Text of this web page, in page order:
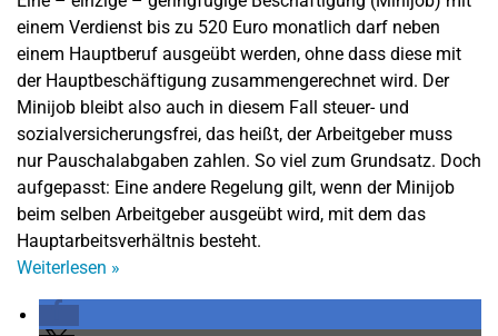
einem Verdienst bis zu 520 Euro monatlich darf neben
einem Hauptberuf ausgeübt werden, ohne dass diese mit
der Hauptbeschäftigung zusammengerechnet wird. Der
Minijob bleibt also auch in diesem Fall steuer- und
sozialversicherungsfrei, das heißt, der Arbeitgeber muss
nur Pauschalabgaben zahlen. So viel zum Grundsatz. Doch
aufgepasst: Eine andere Regelung gilt, wenn der Minijob
beim selben Arbeitgeber ausgeübt wird, mit dem das
Hauptarbeitsverhältnis besteht.
Weiterlesen »